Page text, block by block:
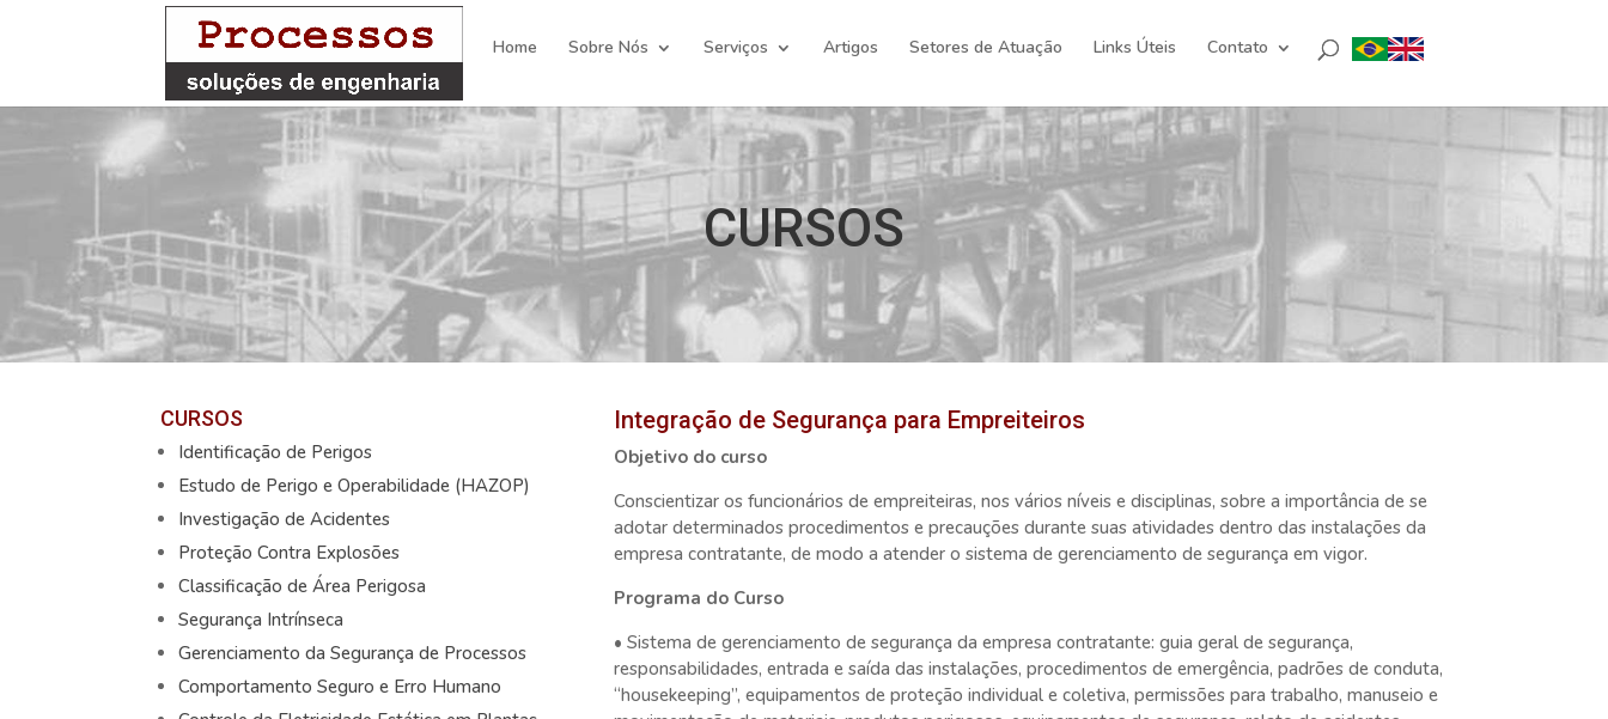
Home Sobre Nós Serviços Artigos Setores de Atuação Links Úteis Contato
CURSOS
CURSOS
Identificação de Perigos
Estudo de Perigo e Operabilidade (HAZOP)
Investigação de Acidentes
Proteção Contra Explosões
Classificação de Área Perigosa
Segurança Intrínseca
Gerenciamento da Segurança de Processos
Comportamento Seguro e Erro Humano
Integração de Segurança para Empreiteiros
Objetivo do curso
Conscientizar os funcionários de empreiteiras, nos vários níveis e disciplinas, sobre a importância de se
adotar determinados procedimentos e precauções durante suas atividades dentro das instalações da
empresa contratante, de modo a atender o sistema de gerenciamento de segurança em vigor.
Programa do Curso
• Sistema de gerenciamento de segurança da empresa contratante: guia geral de segurança,
responsabilidades, entrada e saída das instalações, procedimentos de emergência, padrões de conduta,
“housekeeping”, equipamentos de proteção individual e coletiva, permissões para trabalho, manuseio e